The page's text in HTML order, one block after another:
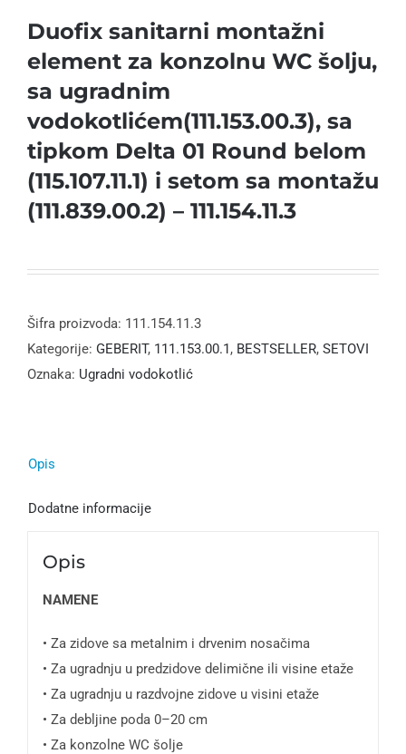
Duofix sanitarni montažni
element za konzolnu WC šolju,
sa ugradnim
vodokotlićem(111.153.00.3), sa
tipkom Delta 01 Round belom
(115.107.11.1) i setom sa montažu
(111.839.00.2) – 111.154.11.3
Šifra proizvoda: 111.154.11.3
Kategorije: GEBERIT, 111.153.00.1, BESTSELLER, SETOVI
Oznaka: Ugradni vodokotlić
Opis
Dodatne informacije
Opis
NAMENE
• Za zidove sa metalnim i drvenim nosačima
• Za ugradnju u predzidove delimične ili visine etaže
• Za ugradnju u razdvojne zidove u visini etaže
• Za debljine poda 0–20 cm
• Za konzolne WC šolje